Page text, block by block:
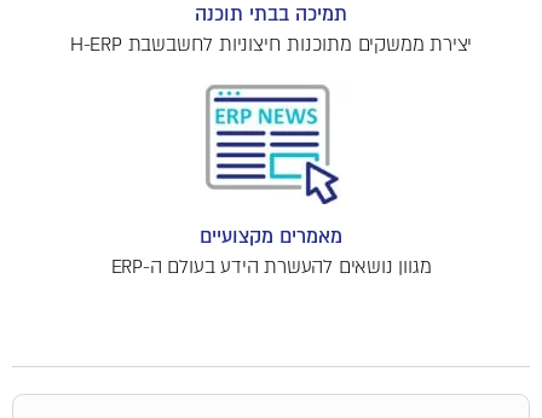
תמיכה בבתי תוכנה
יצירת ממשקים מתוכנות חיצוניות לחשבשבת H-ERP
מאמרים מקצועיים
מגוון נושאים להעשרת הידע בעולם ה-ERP